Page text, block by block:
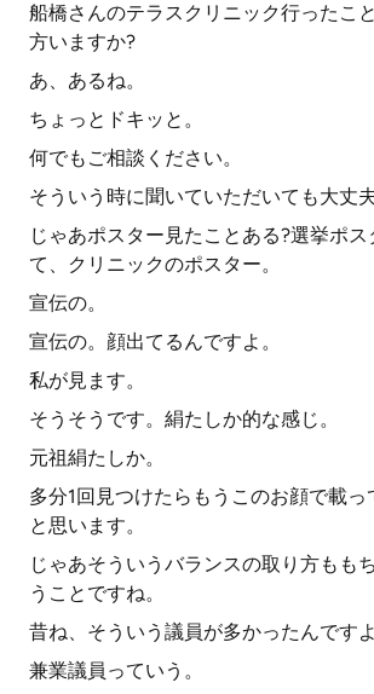
船橋さんのテラスクリニック行ったこ
方いますか?
あ、あるね。
ちょっとドキッと。
何でもご相談ください。
そういう時に聞いていただいても大丈夫
じゃあポスター見たことある?選挙ポス
て、クリニックのポスター。
宣伝の。
宣伝の。顔出てるんですよ。
私が見ます。
そうそうです。絹たしか的な感じ。
元祖絹たしか。
多分1回見つけたらもうこのお顔で載っ
と思います。
じゃあそういうバランスの取り方もも
うことですね。
昔ね、そういう議員が多かったんですよ
兼業議員っていう。